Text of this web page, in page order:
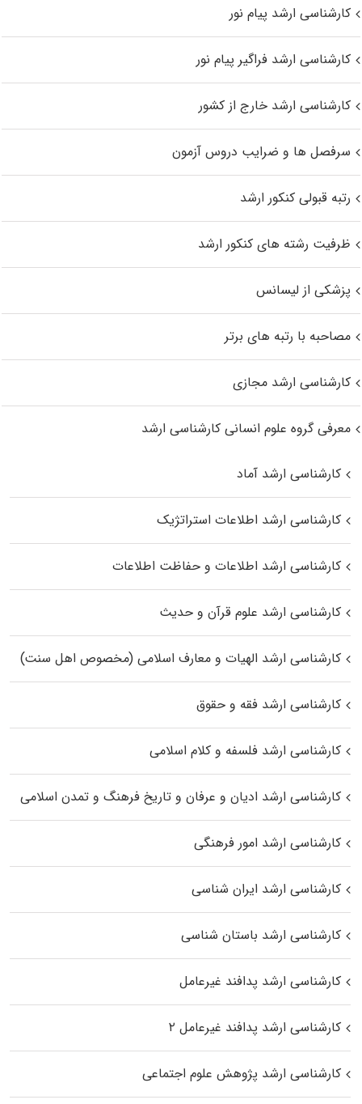
کارشناسی ارشد پیام نور
کارشناسی ارشد فراگیر پیام نور
کارشناسی ارشد خارج از کشور
سرفصل ها و ضرایب دروس آزمون
رتبه قبولی کنکور ارشد
ظرفیت رشته های کنکور ارشد
پزشکی از لیسانس
مصاحبه با رتبه های برتر
کارشناسی ارشد مجازی
معرفی گروه علوم انسانی کارشناسی ارشد
کارشناسی ارشد آماد
کارشناسی ارشد اطلاعات استراتژیک
کارشناسی ارشد اطلاعات و حفاظت اطلاعات
کارشناسی ارشد علوم قرآن و حدیث
کارشناسی ارشد الهیات و معارف اسلامی (مخصوص اهل سنت)
کارشناسی ارشد فقه و حقوق
کارشناسی ارشد فلسفه و کلام اسلامی
کارشناسی ارشد ادیان و عرفان و تاریخ فرهنگ و تمدن اسلامی
کارشناسی ارشد امور فرهنگی
کارشناسی ارشد ایران شناسی
کارشناسی ارشد باستان شناسی
کارشناسی ارشد پدافند غیرعامل
کارشناسی ارشد پدافند غیرعامل ۲
کارشناسی ارشد پژوهش علوم اجتماعی